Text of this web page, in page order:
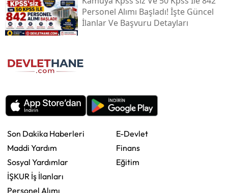
Personel Alımı Başladı! İşte Güncel
İlanlar Ve Başvuru Detayları
Son Dakika Haberleri
Maddi Yardım
Sosyal Yardımlar
İŞKUR İş İlanları
Personel Alımı
E-Devlet
Finans
Eğitim